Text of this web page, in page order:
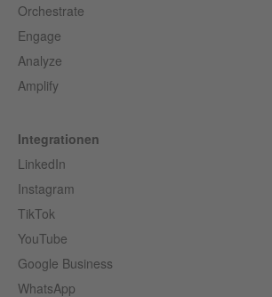
Orchestrate
Engage
Analyze
Amplify
Integrationen
LinkedIn
Instagram
TikTok
YouTube
Google Business
WhatsApp